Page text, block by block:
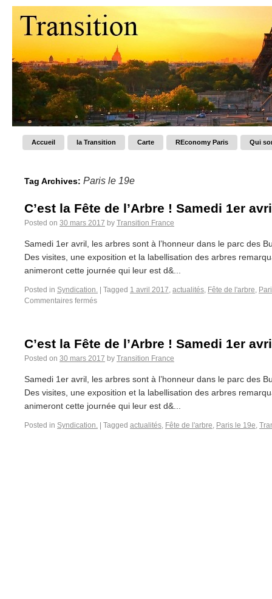
Accueil la Transition Carte REconomy Paris Qui
Tag Archives: Paris le 19e
C’est la Fête de l’Arbre ! Samedi 1er
Posted on 30 mars 2017 by Transition France
Samedi 1er avril, les arbres sont à l’honneur dans le parc des
Des visites, une exposition et la labellisation des arbres
animeront cette journée qui leur est d&...
Posted in Syndication. Tagged 1 avril 2017, actualités, Fête de l'arbre,
Commentaires fermés
C’est la Fête de l’Arbre ! Samedi 1er
Posted on 30 mars 2017 by Transition France
Samedi 1er avril, les arbres sont à l’honneur dans le parc des
Des visites, une exposition et la labellisation des arbres
animeront cette journée qui leur est d&...
Posted in Syndication. Tagged actualités, Fête de l'arbre, Paris le 19e,